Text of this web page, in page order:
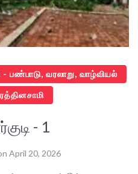
- பண்பாடு, வரலாறு, வாழ்வியல்
- 1
April 20, 2026